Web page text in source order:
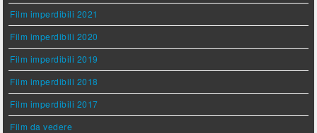
Film imperdibili 2021
Film imperdibili 2020
Film imperdibili 2019
Film imperdibili 2018
Film imperdibili 2017
Film da vedere